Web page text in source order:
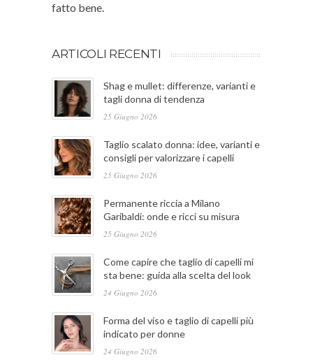
fatto bene.
ARTICOLI RECENTI
Shag e mullet: differenze, varianti e
tagli donna di tendenza
25 Giugno 2026
Taglio scalato donna: idee, varianti e
consigli per valorizzare i capelli
25 Giugno 2026
Permanente riccia a Milano
Garibaldi: onde e ricci su misura
25 Giugno 2026
Come capire che taglio di capelli mi
sta bene: guida alla scelta del look
24 Giugno 2026
Forma del viso e taglio di capelli più
indicato per donne
24 Giugno 2026